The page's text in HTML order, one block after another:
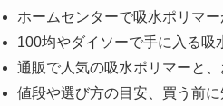
ホームセンターで吸水ポリマ
100均やダイソーで手に入る吸
通販で人気の吸水ポリマーと
値段や選び方の目安、買う前